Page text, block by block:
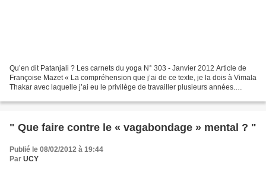
Qu’en dit Patanjali ? Les carnets du yoga N° 303 - Janvier 2012 Article de
Françoise Mazet « La compréhension que j’ai de ce texte, je la dois à Vimala
Thakar avec laquelle j’ai eu le privilège de travailler plusieurs années.
" Que faire contre le « vagabondage » mental ? "
Publié le 08/02/2012 à 19:44
Par UCY